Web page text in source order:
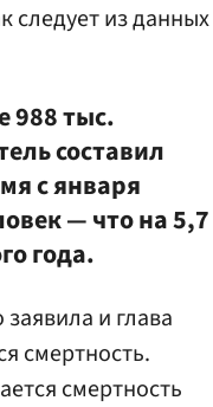
следует из данных
988 тыс.
составил
с января
— что на 5,7
года.
и глава
смертность.
смертность